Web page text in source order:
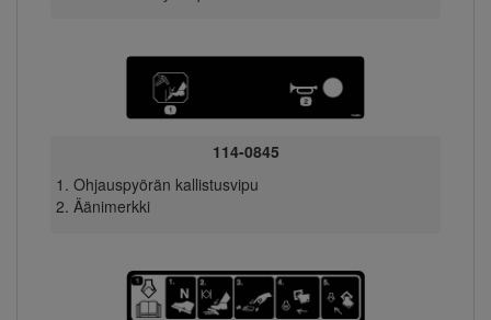
114-0845
Ohjauspyörän kallistusvipu
Äänimerkki